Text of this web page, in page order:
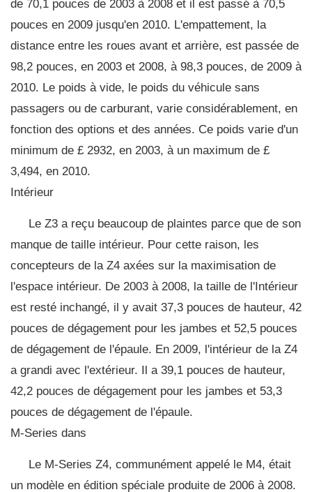
de 70,1 pouces de 2003 à 2008 et il est passé à 70,5
pouces en 2009 jusqu'en 2010. L'empattement, la
distance entre les roues avant et arrière, est passée de
98,2 pouces, en 2003 et 2008, à 98,3 pouces, de 2009 à
2010. Le poids à vide, le poids du véhicule sans
passagers ou de carburant, varie considérablement, en
fonction des options et des années. Ce poids varie d'un
minimum de £ 2932, en 2003, à un maximum de £
3,494, en 2010.
Intérieur
Le Z3 a reçu beaucoup de plaintes parce que de son
manque de taille intérieur. Pour cette raison, les
concepteurs de la Z4 axées sur la maximisation de
l'espace intérieur. De 2003 à 2008, la taille de l'Intérieur
est resté inchangé, il y avait 37,3 pouces de hauteur, 42
pouces de dégagement pour les jambes et 52,5 pouces
de dégagement de l'épaule. En 2009, l'intérieur de la Z4
a grandi avec l'extérieur. Il a 39,1 pouces de hauteur,
42,2 pouces de dégagement pour les jambes et 53,3
pouces de dégagement de l'épaule.
M-Series dans
Le M-Series Z4, communément appelé le M4, était
un modèle en édition spéciale produite de 2006 à 2008.